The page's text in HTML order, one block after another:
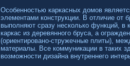
Особенностью каркасных домов
элементами конструкции. В отличие от
выполняют сразу несколько функций, в
каркас из деревянного бруса, а
(ориентировано-стружечные плиты),
материалы. Все коммуникации в таких
возможности дизайна внутреннего